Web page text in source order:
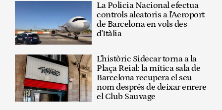
La Policia Nacional efectua
controls aleatoris a l'Aeroport
de Barcelona en vols des
d'Itàlia
L'històric Sidecar torna a la
Plaça Reial: la mítica sala de
Barcelona recupera el seu
nom després de deixar enrere
el Club Sauvage